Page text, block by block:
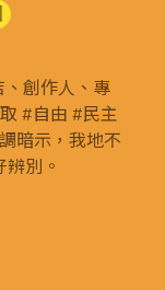
創作人、專
#自由 #民主
暗示，我地不
別。